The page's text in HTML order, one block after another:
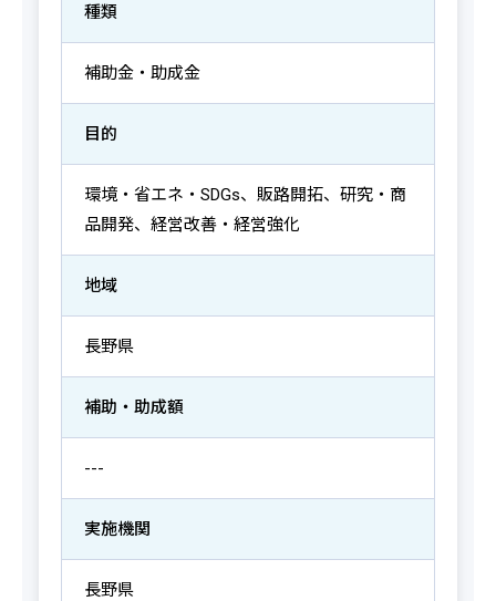
種類
補助金・助成金
目的
環境・省エネ・SDGs、販路開拓、研究・商
品開発、経営改善・経営強化
地域
長野県
補助・助成額
---
実施機関
長野県